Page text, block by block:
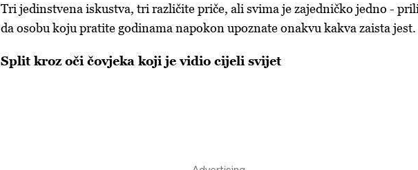
Tri jedinstvena iskustva, tri različite priče, ali svima je zajedničko jedno -
da osobu koju pratite godinama napokon upoznate onakvu kakva zaista jest.
Split kroz oči čovjeka koji je vidio cijeli svijet